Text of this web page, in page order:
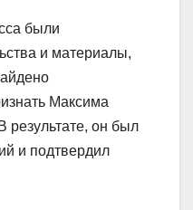
были
и материалы,
Максима
результате, он был
и подтвердил